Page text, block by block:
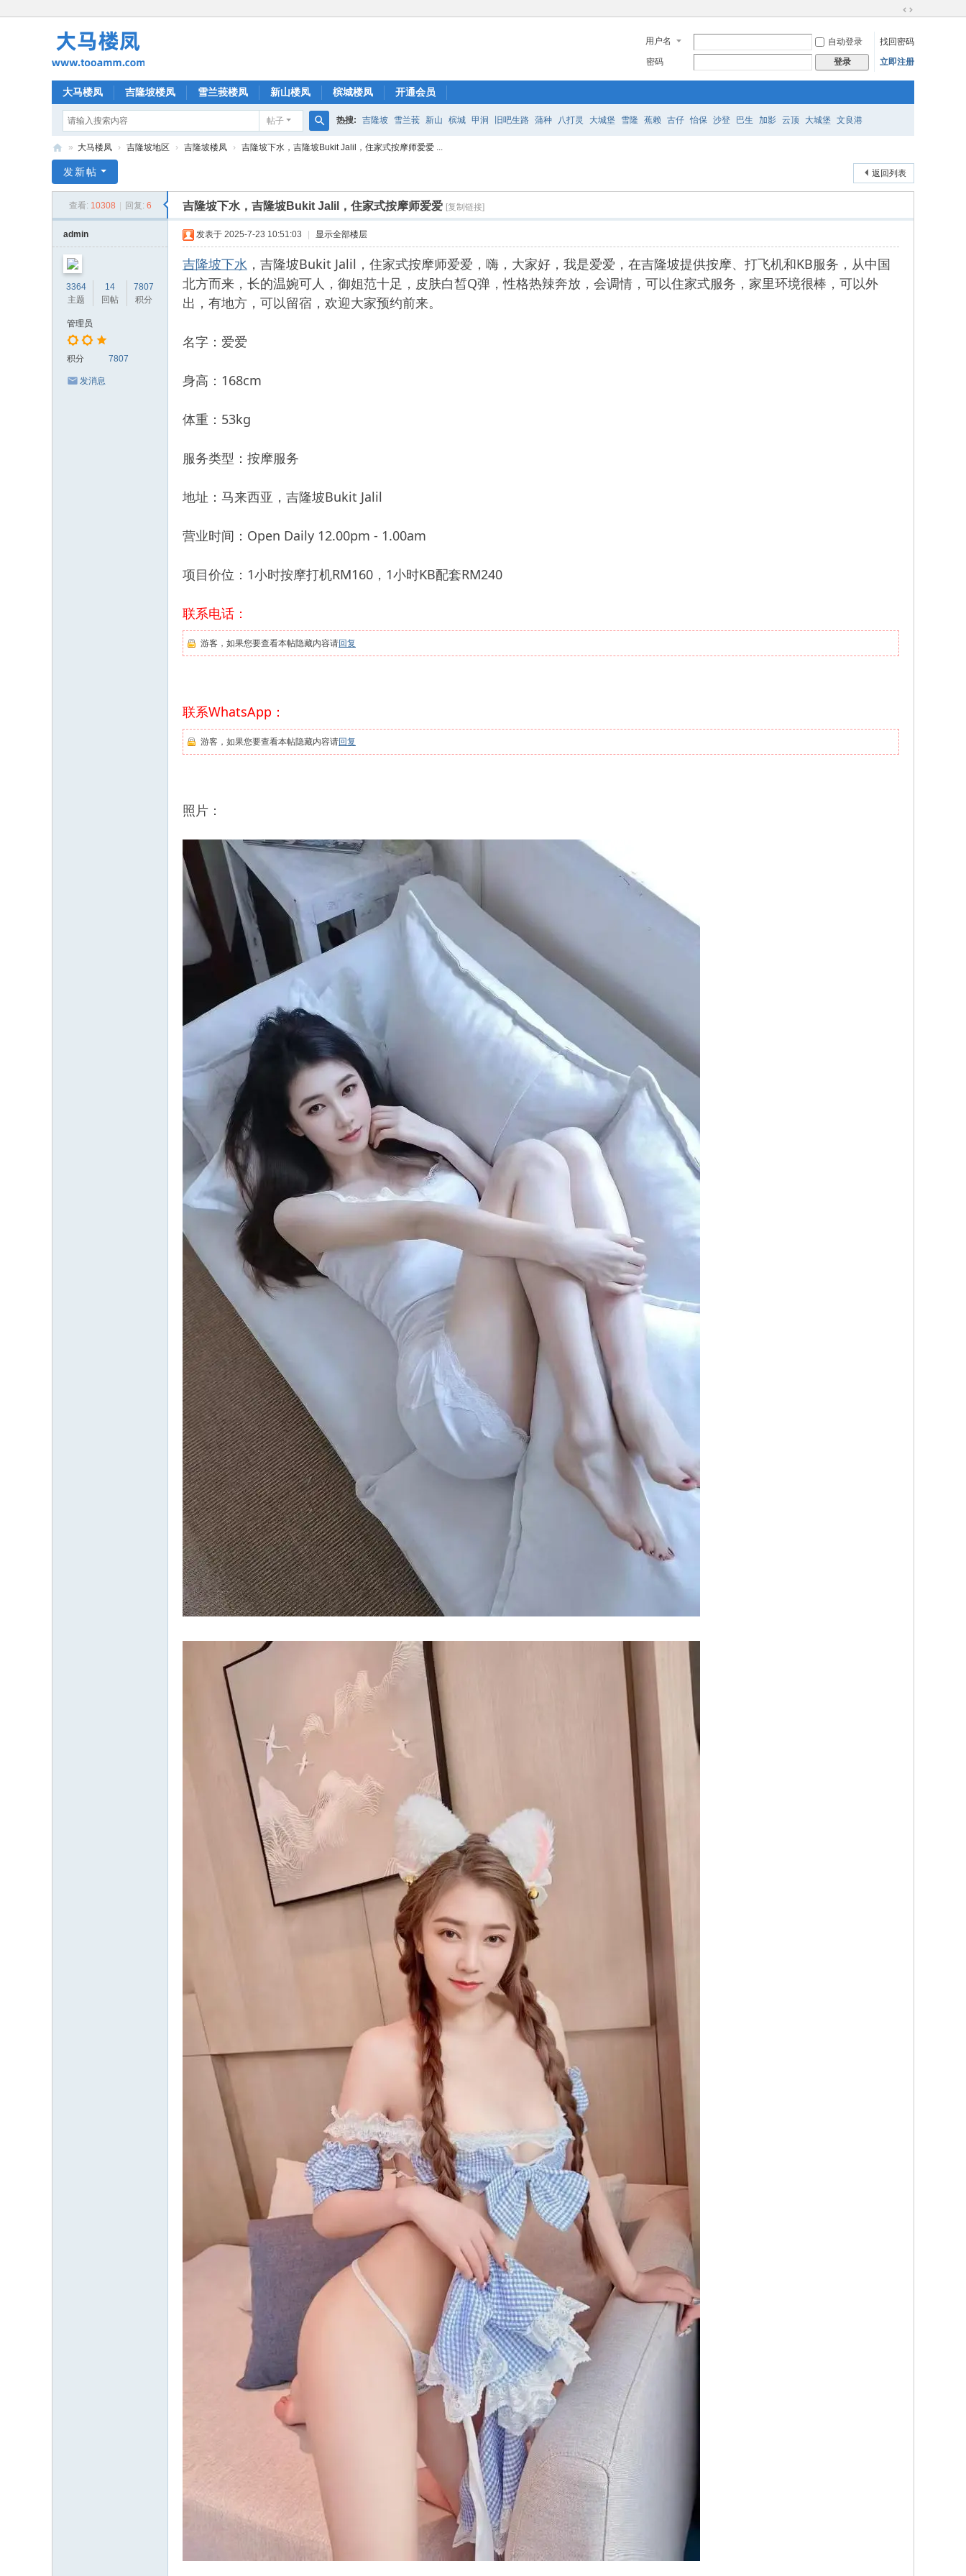
换
到
宽
用户名 自动登录
找回密码
密码
登录 立即注册
大马楼凤 吉隆坡楼凤 雪兰莪楼凤 新山楼凤 槟城楼凤 开通会员
帖子
搜
热搜: 吉隆坡 雪兰莪 新山 槟城 甲洞 旧吧生路 蒲种 八打灵 大城堡 雪隆 蕉赖 古仔 怡保 沙登 巴生 加影 云顶 大城堡 文良港
马
» 大马楼凤 › 吉隆坡地区 › 吉隆坡楼凤 › 吉隆坡下水，吉隆坡Bukit Jalil，住家式按摩师爱爱 ...
返回列表
发新帖
查看: 10308 回复: 6 吉隆坡下水，吉隆坡Bukit Jalil，住家式按摩师爱爱 [复制链接]
admin
3364
主题
14
回帖
7807
积分
管理员
积分 7807
发消息
发表于 2025-7-23 10:51:03 显示全部楼层
吉隆坡下水 ，吉隆坡Bukit Jalil，住家式按摩师爱爱，嗨，大家好，我是爱爱，在吉隆坡提供按摩、打飞机和KB服务，从中国
北方而来，长的温婉可人，御姐范十足，皮肤白皙Q弹，性格热辣奔放，会调情，可以住家式服务，家里环境很棒，可以外
出，有地方，可以留宿，欢迎大家预约前来。
名字：爱爱
身高：168cm
体重：53kg
服务类型：按摩服务
地址：马来西亚，吉隆坡Bukit Jalil
营业时间：Open Daily 12.00pm - 1.00am
项目价位：1小时按摩打机RM160，1小时KB配套RM240
联系电话：
游客，如果您要查看本帖隐藏内容请回复
联系WhatsApp：
游客，如果您要查看本帖隐藏内容请回复
照片：